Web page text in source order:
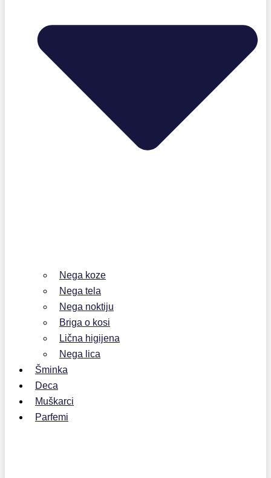
Nega koze
Nega tela
Nega noktiju
Briga o kosi
Lična higijena
Nega lica
Šminka
Deca
Muškarci
Parfemi